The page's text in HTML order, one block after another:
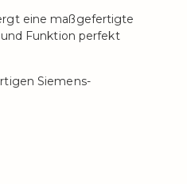
eine maßgefertigte
Funktion perfekt
Siemens-